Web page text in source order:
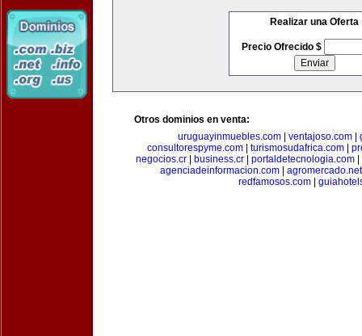
Realizar una Oferta
Precio Ofrecido $
Otros dominios en venta:
uruguayinmuebles.com| ventajoso.com|
consultorespyme.com| turismosudafrica.com|
negocios.cr
business.cr portaldetecnologia.com
agenciadeinformacion.com
agromercado.net
redfamosos.com